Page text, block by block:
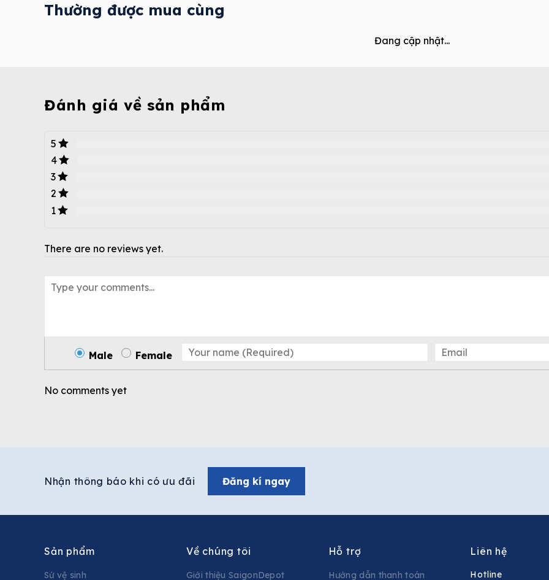
Thường được mua cùng
Đang cập nhật...
Đánh giá về sản phẩm
5
4
3
2
1
There are no reviews yet.
Male Female
No comments yet
Nhận thông báo khi có ưu đãi Đăng kí ngay
Sản phẩm
Sứ vệ sinh
Về chúng tôi
Giới thiệu SaigonDepot
Hỗ trợ
Hướng dẫn thanh toán
Liên hệ
Hotline